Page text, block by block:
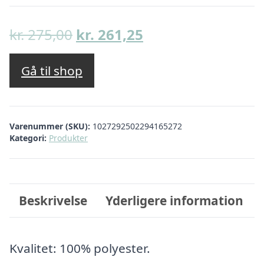
kr.275,00 Den
oprindelige
pris
var:
kr. 275,00.
kr. 261,25
kr. 261,25.
Gå til shop
Varenummer (SKU): 1027292502294165272
Kategori: Produkter
Beskrivelse Yderligere information
Kvalitet: 100% polyester.